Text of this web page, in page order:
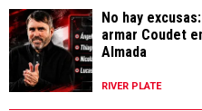
No hay
armar Coudet
Almada
RIVER PLATE